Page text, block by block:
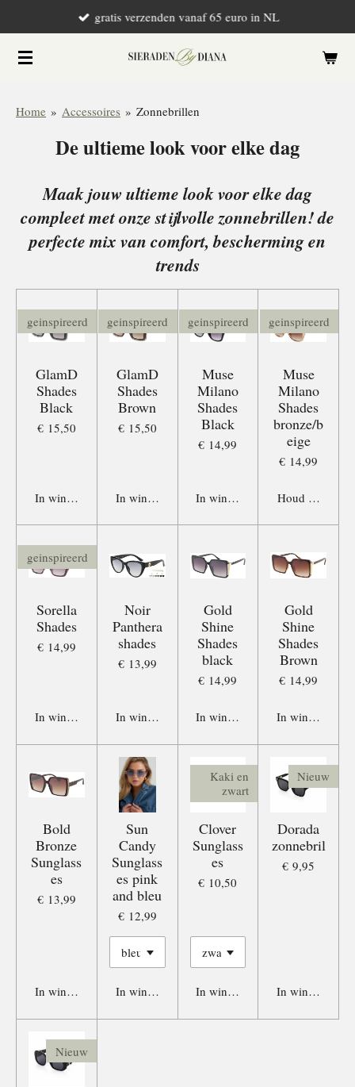
naar
gratis verzenden vanaf 65 euro in NL
Home » Accessoires » Zonnebrillen
De ultieme look voor elke dag
Maak jouw ultieme look voor elke dag
compleet met onze stijlvolle zonnebrillen! de
perfecte mix van comfort, bescherming en
trends
geinspireerd
GlamD
Shades
Black
€ 15,50
In winkelwagen
geinspireerd
GlamD
Shades
Brown
€ 15,50
In winkelwagen
geinspireerd
Muse
Milano
Shades
Black
€ 14,99
In winkelwagen
geinspireerd
Muse
Milano
Shades
bronze/b
eige
€ 14,99
Houd mij op
geinspireerd
Sorella
Shades
€ 14,99
In winkelwagen
Noir
Panthera
shades
€ 13,99
In winkelwagen
Gold
Shine
Shades
black
€ 14,99
In winkelwagen
Gold
Shine
Shades
Brown
€ 14,99
In
Bold
Bronze
Sunglass
es
€ 13,99
In winkelwagen
Sun
Candy
Sunglass
es pink
and bleu
€ 12,99
In winkelwagen
Kaki en
zwart
Clover
Sunglass
es
€ 10,50
In winkelwagen
Nieuw
Dorada
zonnebril
€ 9,95
In
Nieuw